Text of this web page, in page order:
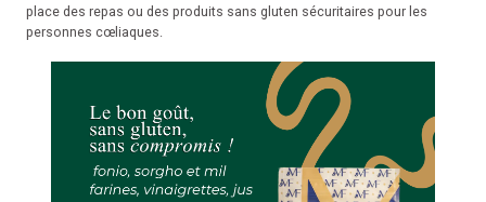
place des repas ou des produits sans gluten sécuritaires pour les
personnes cœliaques.